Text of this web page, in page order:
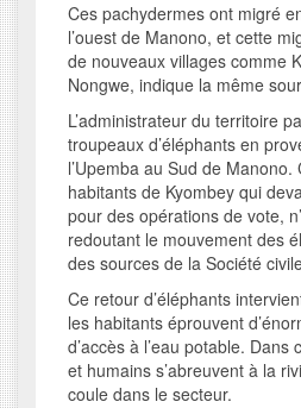
Ces pachydermes ont migré
l’ouest de Manono, et cette
de nouveaux villages comme
Nongwe, indique la même
L’administrateur du territoire
troupeaux d’éléphants en
l’Upemba au Sud de
habitants de Kyombey qui
pour des opérations de vote,
redoutant le mouvement des
des sources de la Société
Ce retour d’éléphants
les habitants éprouvent
d’accès à l’eau potable.
et humains s’abreuvent à la
coule dans le secteur.